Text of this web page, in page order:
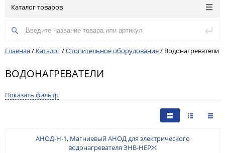
Каталог товаров
Главная / Каталог/Отопительное оборудование/ Водонагреватели
ВОДОНАГРЕВАТЕЛИ
Показать фильтр
АНОД-Н-1, Магниевый АНОД для электрического
водонагревателя ЭНВ-НЕРЖ